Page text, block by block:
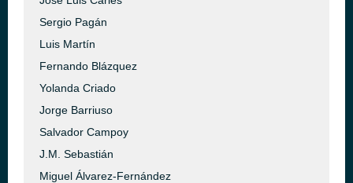
Sergio Pagán
Luis Martín
Fernando Blázquez
Yolanda Criado
Jorge Barriuso
Salvador Campoy
J.M. Sebastián
Miguel Álvarez-Fernández